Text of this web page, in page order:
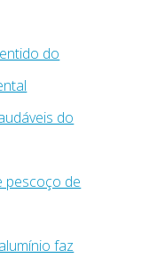
do
​​do
pescoço de
faz